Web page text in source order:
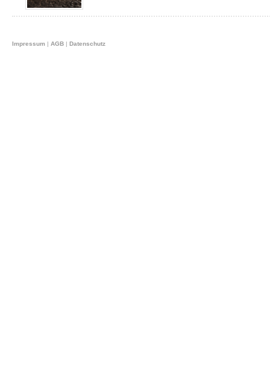
Impressum | AGB | Datenschutz